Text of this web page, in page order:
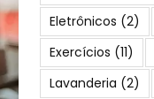
Eletrônicos (2)
Exercícios (11)
Lavanderia (2)